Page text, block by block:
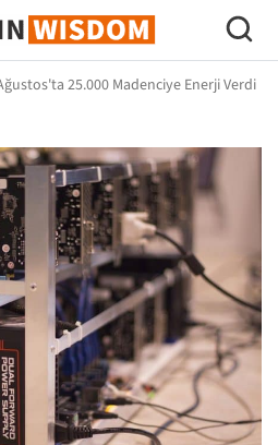
Bilgeliği
25.000 Madenciye Enerji Verdi